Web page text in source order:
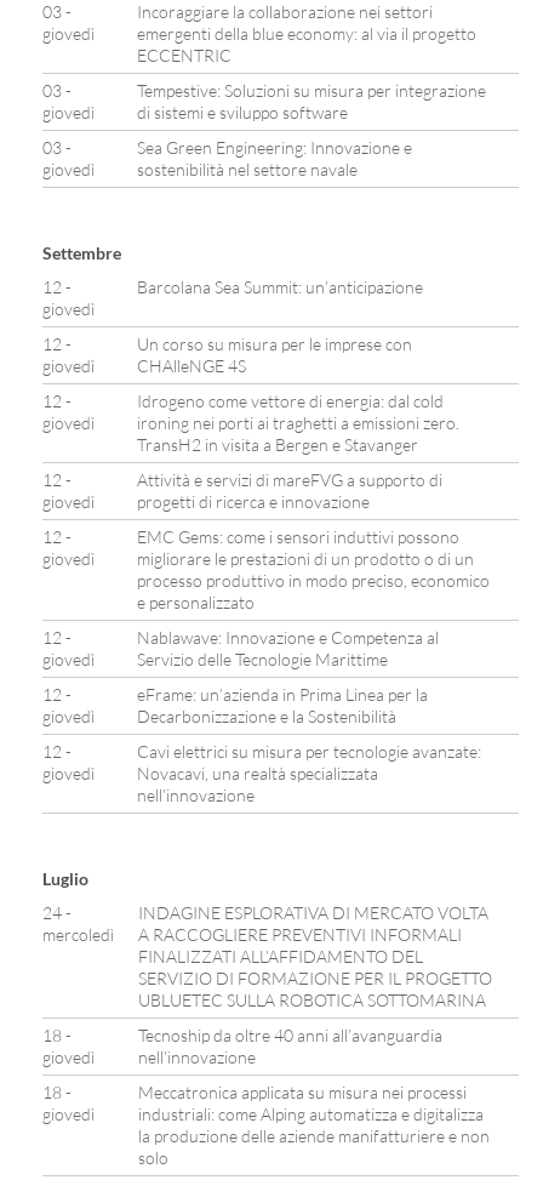
03 -
giovedì
Incoraggiare la collaborazione nei settori
emergenti della blue economy: al via il progetto
ECCENTRIC
03 -
giovedì
Tempestive: Soluzioni su misura per integrazione
di sistemi e sviluppo software
03 -
giovedì
Sea Green Engineering: Innovazione e
sostenibilità nel settore navale
Settembre
12 -
giovedì
Barcolana Sea Summit: un’anticipazione
12 -
giovedì
Un corso su misura per le imprese con
CHAlleNGE 4S
12 -
giovedì
Idrogeno come vettore di energia: dal cold
ironing nei porti ai traghetti a emissioni zero.
TransH2 in visita a Bergen e Stavanger
12 -
giovedì
Attività e servizi di mareFVG a supporto di
progetti di ricerca e innovazione
12 -
giovedì
EMC Gems: come i sensori induttivi possono
migliorare le prestazioni di un prodotto o di un
processo produttivo in modo preciso, economico
e personalizzato
12 -
giovedì
Nablawave: Innovazione e Competenza al
Servizio delle Tecnologie Marittime
12 -
giovedì
eFrame: un’azienda in Prima Linea per la
Decarbonizzazione e la Sostenibilità
12 -
giovedì
Cavi elettrici su misura per tecnologie avanzate:
Novacavi, una realtà specializzata
nell’innovazione
Luglio
24 -
mercoledì
INDAGINE ESPLORATIVA DI MERCATO VOLTA
A RACCOGLIERE PREVENTIVI INFORMALI
FINALIZZATI ALL’AFFIDAMENTO DEL
SERVIZIO DI FORMAZIONE PER IL PROGETTO
UBLUETEC SULLA ROBOTICA SOTTOMARINA
18 -
giovedì
Tecnoship da oltre 40 anni all’avanguardia
nell’innovazione
18 -
giovedì
Meccatronica applicata su misura nei processi
industriali: come Alping automatizza e digitalizza
la produzione delle aziende manifatturiere e non
solo